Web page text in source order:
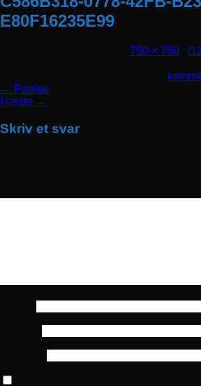
E80F16235E99
750 × 750
← Forrige
Næste →
Skriv et svar